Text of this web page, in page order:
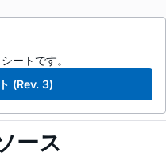
ートです。
(Rev. 3)
ース